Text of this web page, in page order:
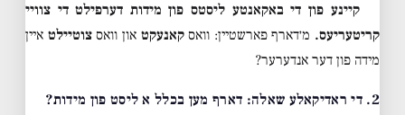
קיינע פון די באקאנטע ליסטס פון מידות דערפילט די צוויי
קריטעריעס. מ׳דארף פארשטיין: וואסקאנעקט און וואסצוטיילט איין
מידה פון דער אנדערער?
2. די ראדיקאלע שאלה: דארף מען בכלל א ליסט פון מידות?